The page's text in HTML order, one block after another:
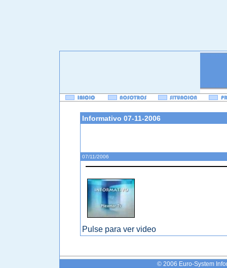
Informativo 07-11-2006
07/11/2006
Pulse para ver video
© 2006 Euro-System